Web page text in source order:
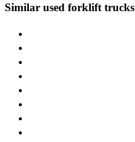
Similar used forklift trucks